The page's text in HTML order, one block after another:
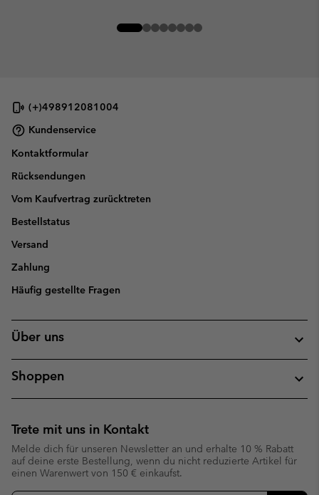
(+)498912081004
Kundenservice
Kontaktformular
Rücksendungen
Vom Kaufvertrag zurücktreten
Bestellstatus
Versand
Zahlung
Häufig gestellte Fragen
Über uns
Shoppen
Trete mit uns in Kontakt
Melde dich für unseren Newsletter an und erhalte 10 % Rabatt
auf deine erste Bestellung, wenn du nicht reduzierte Artikel für
einen Warenwert von 150 € einkaufst.